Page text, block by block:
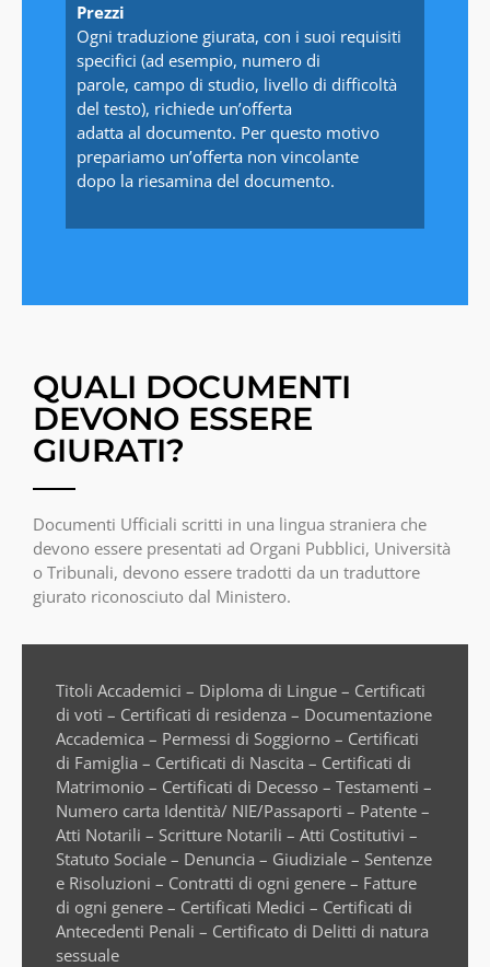
Prezzi
Ogni traduzione giurata, con i suoi requisiti
specifici (ad esempio, numero di
parole, campo di studio, livello di difficoltà
del testo), richiede un’offerta
adatta al documento. Per questo motivo
prepariamo un’offerta non vincolante
dopo la riesamina del documento.
QUALI DOCUMENTI
DEVONO ESSERE
GIURATI?
Documenti Ufficiali scritti in una lingua straniera che
devono essere presentati ad Organi Pubblici, Università
o Tribunali, devono essere tradotti da un traduttore
giurato riconosciuto dal Ministero.
Titoli Accademici – Diploma di Lingue – Certificati
di voti – Certificati di residenza – Documentazione
Accademica – Permessi di Soggiorno – Certificati
di Famiglia – Certificati di Nascita – Certificati di
Matrimonio – Certificati di Decesso – Testamenti –
Numero carta Identità/ NIE/Passaporti – Patente –
Atti Notarili – Scritture Notarili – Atti Costitutivi –
Statuto Sociale – Denuncia – Giudiziale – Sentenze
e Risoluzioni – Contratti di ogni genere – Fatture
di ogni genere – Certificati Medici – Certificati di
Antecedenti Penali – Certificato di Delitti di natura
sessuale